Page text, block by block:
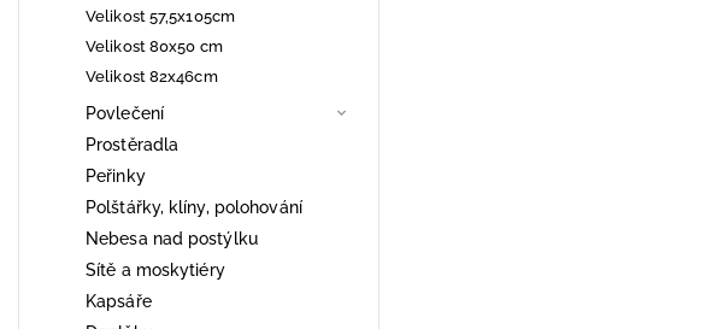
Velikost 57,5x105cm
Velikost 80x50 cm
Velikost 82x46cm
Povlečení
Prostěradla
Peřinky
Polštářky, klíny, polohování
Nebesa nad postýlku
Sítě a moskytiéry
Kapsáře